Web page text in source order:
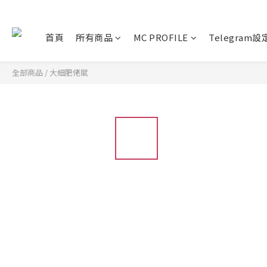
首頁 所有商品 MC PROFILE Telegram設
全部商品 / 大細肥佬賦